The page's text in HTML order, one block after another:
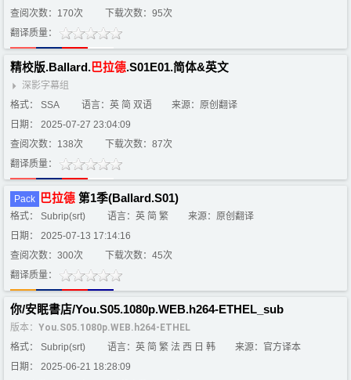
查阅次数：170次
下载次数：95次
翻译质量：
精校版.Ballard.巴拉德.S01E01.简体&英文
深影字幕组
格式： SSA
语言：英 简 双语
来源：原创翻译
日期： 2025-07-27 23:04:09
查阅次数：138次
下载次数：87次
翻译质量：
Pack 巴拉德 第1季(Ballard.S01)
格式： Subrip(srt) 语言：英 简 繁
来源：原创翻译
日期： 2025-07-13 17:14:16
查阅次数：300次
下载次数：45次
翻译质量：
你/安眠書店/You.S05.1080p.WEB.h264-ETHEL_sub
版本： You.S05.1080p.WEB.h264-ETHEL
格式： Subrip(srt)
语言：英 简 繁 法 西 日 韩
来源：官方译本
日期： 2025-06-21 18:28:09